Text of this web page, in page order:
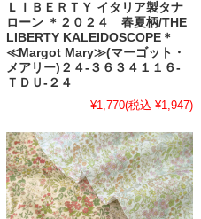
ＬＩＢＥＲＴＹ イタリア製タナ
ローン ＊２０２４ 春夏柄/THE
LIBERTY KALEIDOSCOPE＊
≪Margot Mary≫(マーゴット・
メアリー)２４-３６３４１１６-
ＴＤＵ-２４
¥1,770(税込 ¥1,947)